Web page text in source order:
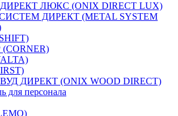
ЛЮКС (ONIX DIRECT LUX)
ДИРЕКТ (METAL SYSTEM
ДИРЕКТ (ONIX WOOD DIRECT)
для персонала